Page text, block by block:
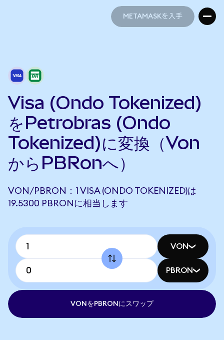
METAMASKを入手
Visa (Ondo Tokenized)
をPetrobras (Ondo
Tokenized)に変換（Von
からPBRonへ）
VON/PBRON：1 VISA (ONDO TOKENIZED)は
19.5300 PBRONに相当します
VON
PBRON
VONをPBRONにスワップ